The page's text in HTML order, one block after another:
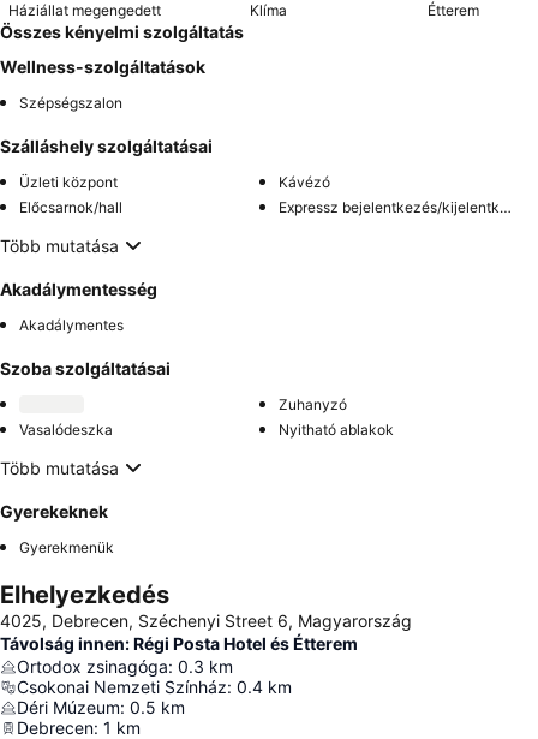
Háziállat megengedett Klíma Étterem
Összes kényelmi szolgáltatás
Wellness-szolgáltatások
Szépségszalon
Szálláshely szolgáltatásai
Üzleti központ
Kávézó
Előcsarnok/hall
Expressz bejelentkezés/kijelentkezés
Több mutatása
Akadálymentesség
Akadálymentes
Szoba szolgáltatásai
Zuhanyzó
Vasalódeszka
Nyitható ablakok
Több mutatása
Gyerekeknek
Gyerekmenük
Elhelyezkedés
4025, Debrecen, Széchenyi Street 6, Magyarország
Távolság innen: Régi Posta Hotel és Étterem
Ortodox zsinagóga: 0.3 km
Csokonai Nemzeti Színház: 0.4 km
Déri Múzeum: 0.5 km
Debrecen: 1 km